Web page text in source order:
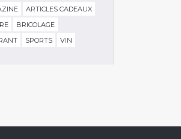
ARTICLES CADEAUX
BRICOLAGE
SPORTS VIN